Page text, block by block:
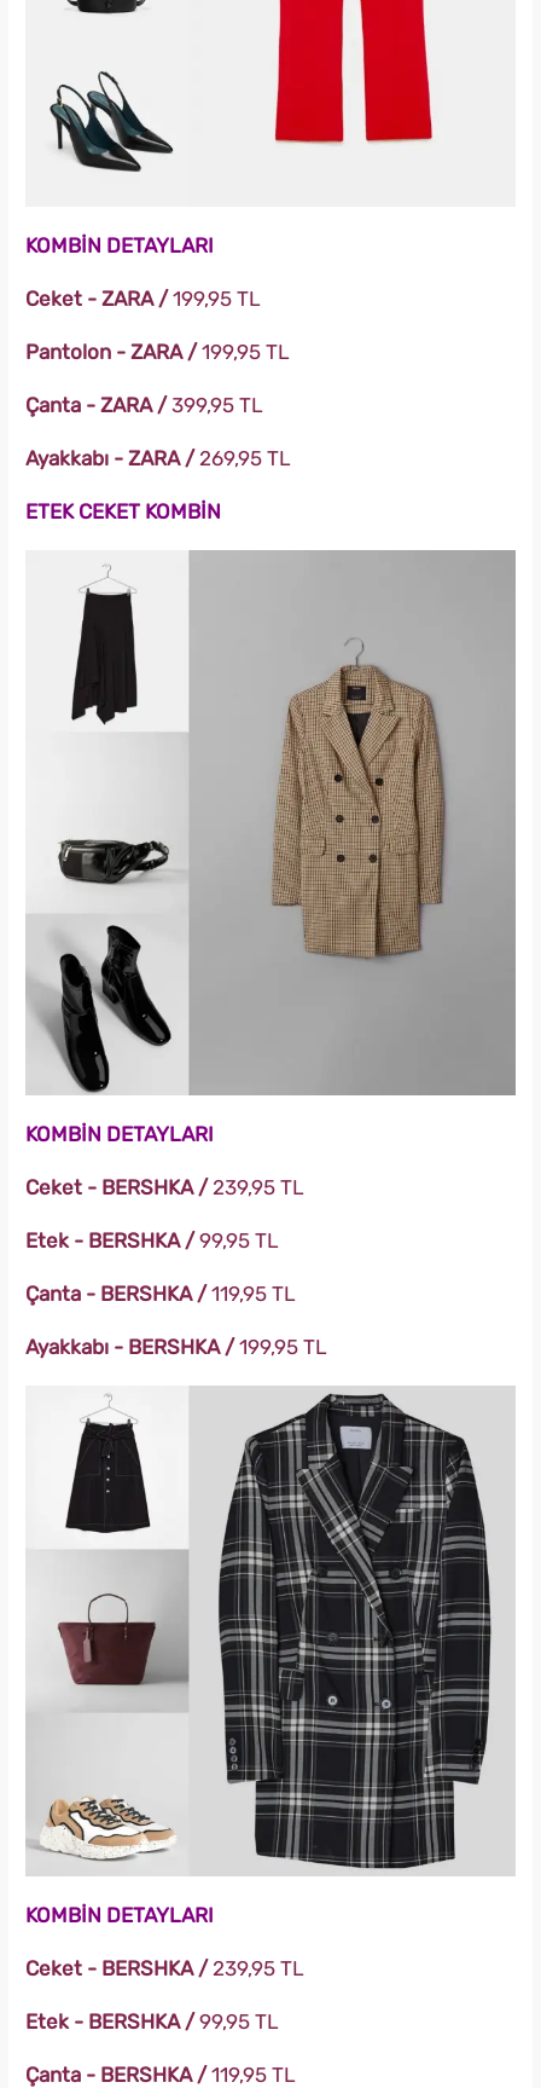
KOMBİN DETAYLARI
Ceket - ZARA /199,95 TL
Pantolon - ZARA /199,95 TL
Çanta - ZARA /399,95 TL
Ayakkabı - ZARA /269,95 TL
ETEK CEKET KOMBİN
KOMBİN DETAYLARI
Ceket - BERSHKA / 239,95 TL
Etek - BERSHKA/99,95 TL
Çanta - BERSHKA/119,95 TL
Ayakkabı - BERSHKA/199,95 TL
KOMBİN DETAYLARI
Ceket - BERSHKA / 239,95 TL
Etek - BERSHKA /99,95 TL
Çanta - BERSHKA /119,95 TL